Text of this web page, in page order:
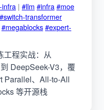
infra | #llm #infra#moe
#switch-transformer
#megablocks#expert-
工程实战：从
DeepSeek-V3，覆
Parallel、All-to-All
等开源栈